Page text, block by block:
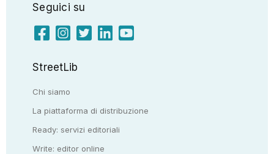
Seguici su
StreetLib
Chi siamo
La piattaforma di distribuzione
Ready: servizi editoriali
Write: editor online